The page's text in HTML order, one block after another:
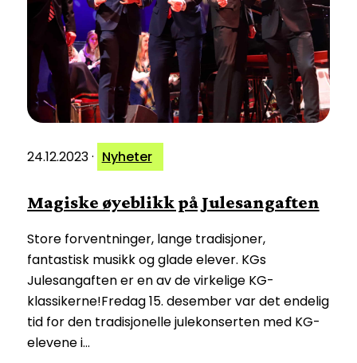
24.12.2023· Nyheter
Magiske øyeblikk på Julesangaften
Store forventninger, lange tradisjoner,
fantastisk musikk og glade elever. KGs
Julesangaften er en av de virkelige KG-
klassikerne!Fredag 15. desember var det endelig
tid for den tradisjonelle julekonserten med KG-
elevene i…